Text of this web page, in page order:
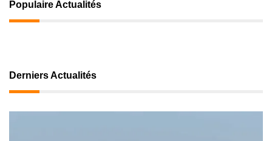
Populaire Actualités
Derniers Actualités